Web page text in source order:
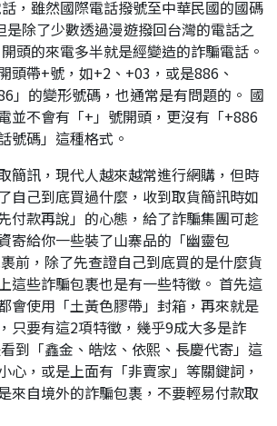
，雖然國際電話撥號至中華民國的國碼
是除了少數透過漫遊撥回台灣的電話之
頭的來電多半就是經變造的詐騙電話。
頭帶+號，如+2、+03，或是886、
」的變形號碼，也通常是有問題的。 國
並不會有「+」號開頭，更沒有「+886
號碼」這種格式。
簡訊，現代人越來越常進行網購，但時
自己到底買過什麼，收到取貨簡訊時如
付款再說」的心態，給了詐騙集團可趁
寄給你一些裝了山寨品的「幽靈包
前，除了先查證自己到底買的是什麼貨
這些詐騙包裹也是有一些特徵。 首先這
會使用「土黃色膠帶」封箱，再來就是
只要有這2項特徵，幾乎9成大多是詐
到「鑫金、皓炫、依熙、長慶代寄」這
心，或是上面有「非賣家」等關鍵詞，
來自境外的詐騙包裹，不要輕易付款取